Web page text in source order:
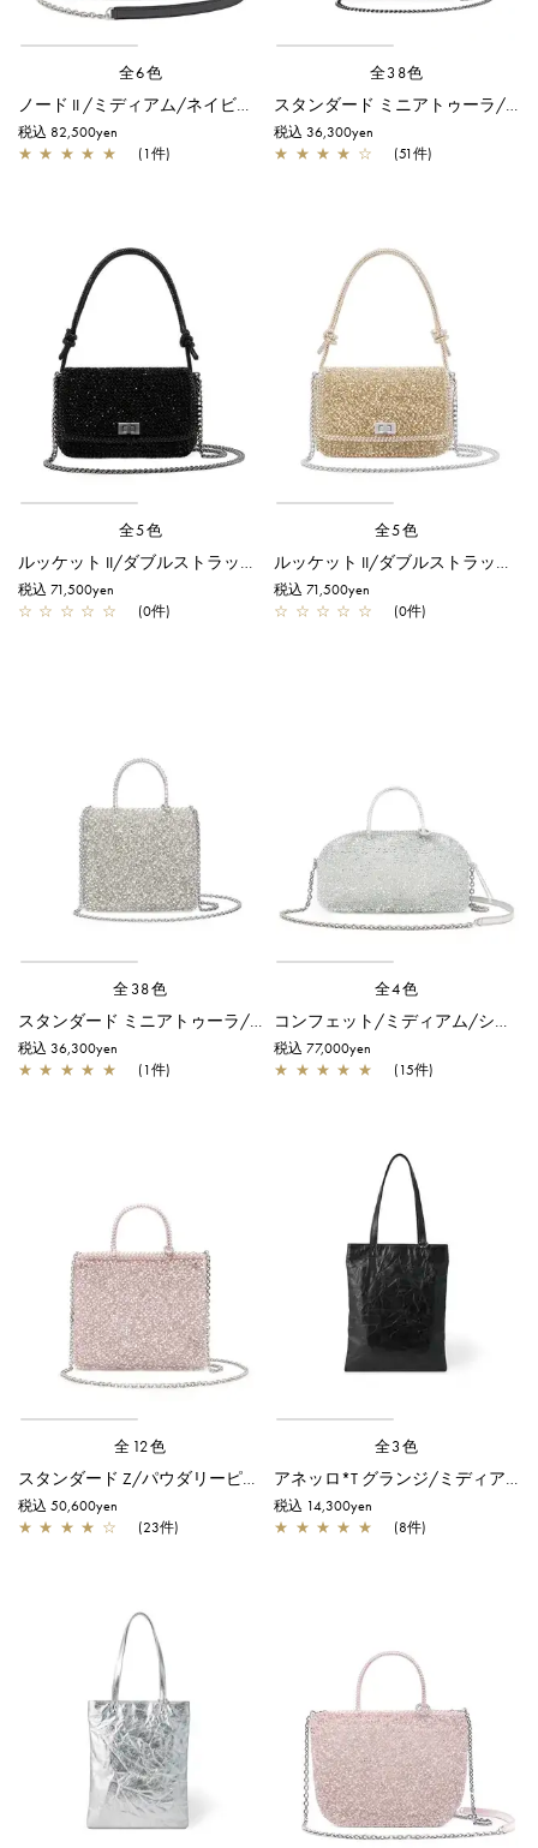
全6色
ノード II /ミディアム/ネイビーシルバー【オンラインストア先行販売カラー】
税込 82,500yen
★ ★ ★ ★ ★ (1件)
全38色
スタンダード ミニアトゥーラ/エナメルブラック
税込 36,300yen
★ ★ ★ ★ ☆ (51件)
全5色
ルッケット II/ダブルストラップ/エナメルブラック
税込 71,500yen
☆ ☆ ☆ ☆ ☆ (0件)
全5色
ルッケット II/ダブルストラップ/シルバーゴールド
税込 71,500yen
☆ ☆ ☆ ☆ ☆ (0件)
全38色
税込 36,300yen
★ ★ ★ ★ ★ (1件)
全4色
税込 77,000yen
★ ★ ★ ★ ★ (15件)
全12色
スタンダード Z/パウダリーピンクシルバー
税込 50,600yen
★ ★ ★ ★ ☆ (23件)
全3色
アネッロ*T グランジ/ミディアム/ブラック
税込 14,300yen
★ ★ ★ ★ ★ (8件)